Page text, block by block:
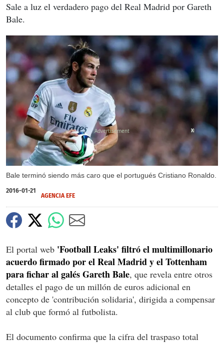
Sale a luz el verdadero pago del Real Madrid por Gareth
Bale.
Bale terminó siendo más caro que el portugués Cristiano Ronaldo.
X
2016-01-21
AGENCIA EFE
El portal web 'Football Leaks' filtró el multimillonario
acuerdo firmado por el Real Madrid y el Tottenham
para fichar al galés Gareth Bale, que revela entre otros
detalles el pago de un millón de euros adicional en
concepto de 'contribución solidaria', dirigida a compensar
al club que formó al futbolista.
El documento confirma que la cifra del traspaso total